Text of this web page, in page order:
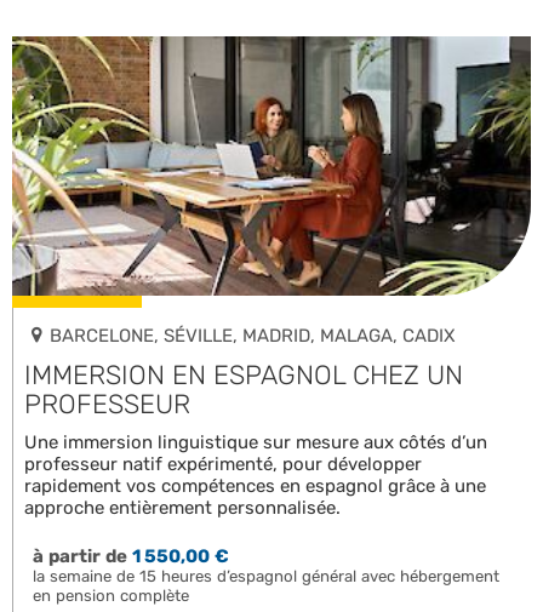
BARCELONE, SÉVILLE, MADRID, MALAGA, CADIX
IMMERSION EN ESPAGNOL CHEZ UN
PROFESSEUR
Une immersion linguistique sur mesure aux côtés d’un
professeur natif expérimenté, pour développer
rapidement vos compétences en espagnol grâce à une
approche entièrement personnalisée.
à partir de1 550,00 €
la semaine de 15 heures d’espagnol général avec hébergement
en pension complète